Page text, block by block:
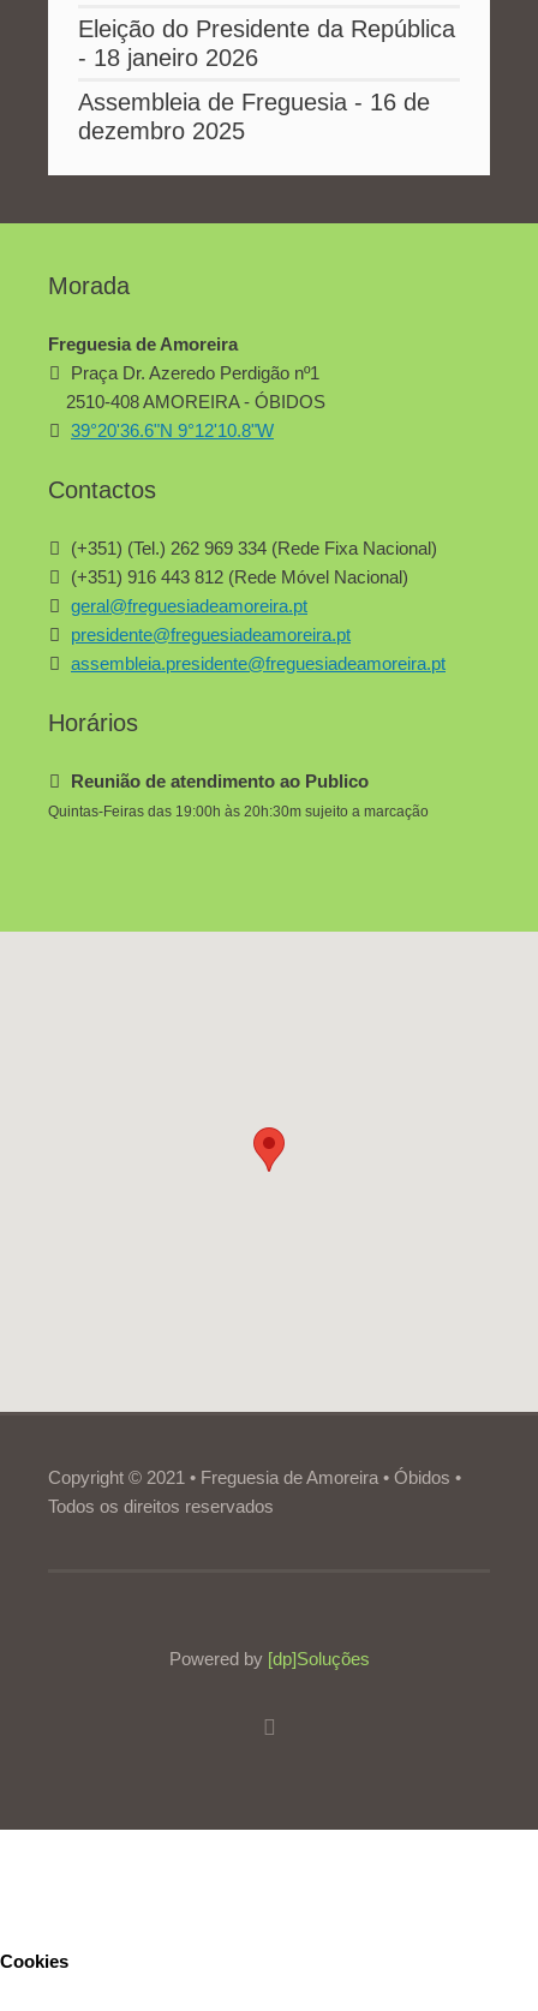
Eleição do Presidente da República
- 18 janeiro 2026
Assembleia de Freguesia - 16 de
dezembro 2025
Morada
Freguesia de Amoreira
Praça Dr. Azeredo Perdigão nº1
2510-408 AMOREIRA - ÓBIDOS
39°20'36.6"N 9°12'10.8"W
Contactos
(+351) (Tel.) 262 969 334 (Rede Fixa Nacional)
(+351) 916 443 812 (Rede Móvel Nacional)
geral@freguesiadeamoreira.pt
presidente@freguesiadeamoreira.pt
assembleia.presidente@freguesiadeamoreira.pt
Horários
Reunião de atendimento ao Publico
Quintas-Feiras das 19:00h às 20h:30m sujeito a marcação
Copyright © 2021 • Freguesia de Amoreira • Óbidos •
Todos os direitos reservados
Powered by [dp]Soluções
Cookies